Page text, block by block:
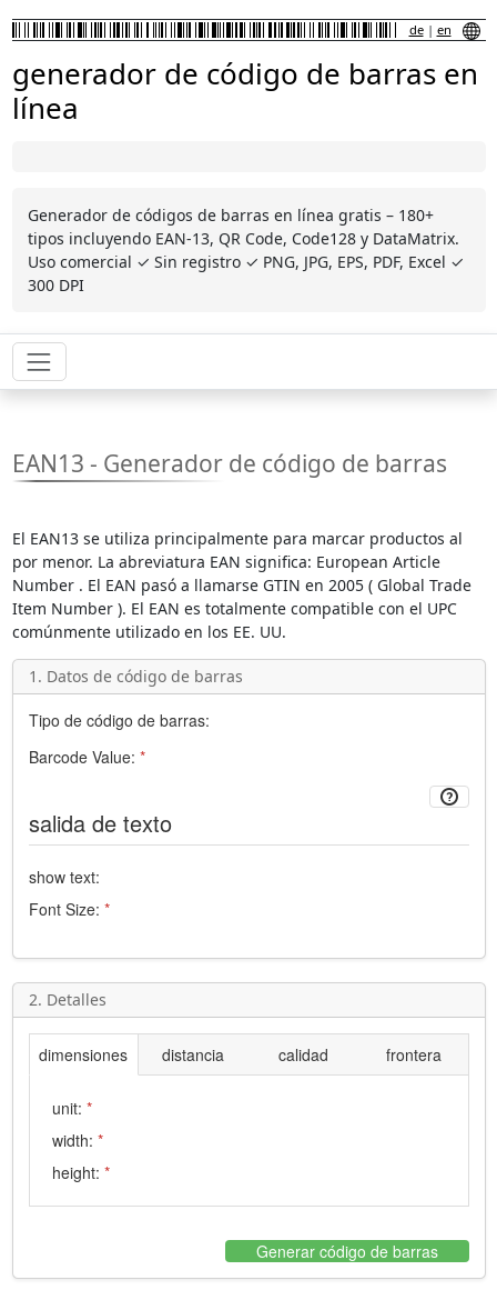
de| en
generador de código de barras en
línea
Generador de códigos de barras en línea gratis – 180+
tipos incluyendo EAN-13, QR Code, Code128 y DataMatrix.
Uso comercial ✓ Sin registro ✓ PNG, JPG, EPS, PDF, Excel ✓
300 DPI
EAN13 - Generador de código de barras
El EAN13se utiliza principalmente para marcar productos al
por menor. La abreviatura EAN significa: European Article
Number. El EAN pasó a llamarse GTIN en 2005 ( Global Trade
Item Number). El EAN es totalmente compatible con el UPC
comúnmente utilizado en los EE. UU.
1. Datos de código de barras
Tipo de código de barras:
Barcode Value: *
salida de texto
show text:
Font Size: *
2. Detalles
dimensiones distancia calidad frontera
unit: *
width: *
height: *
Generar código de barras